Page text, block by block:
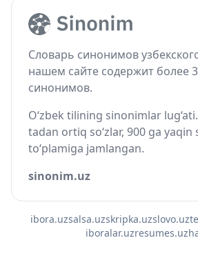
Словарь синонимов
нашем сайте содержит более
синонимов.
O‘zbek tilining sinonimlar
tadan ortiq so‘zlar, 900 ga yaqin
to‘plamiga jamlangan.
sinonim.uz
ibora.uzsalsa.uzskripka.uzslovo.uz
iboralar.uzresumes.uz